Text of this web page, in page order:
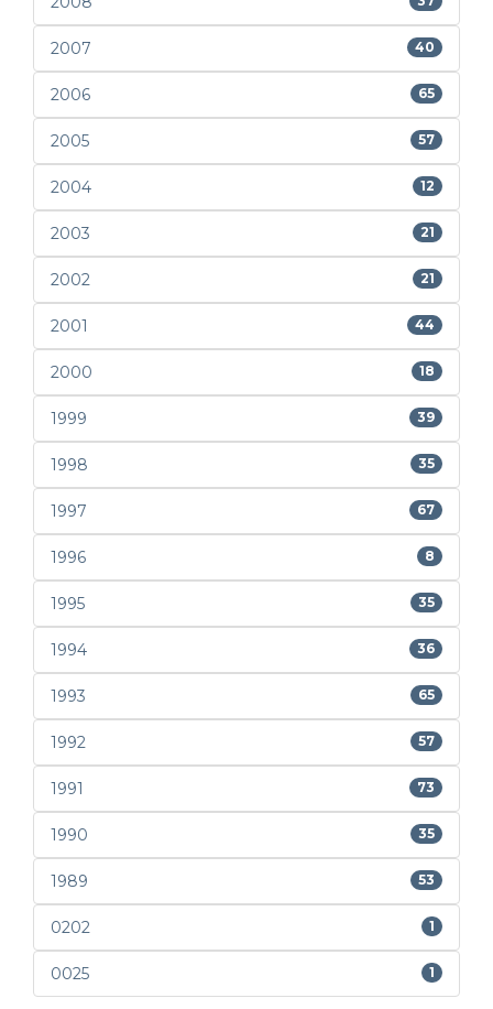
2007 40
2006 65
2005 57
2004 12
2003 21
2002 21
2001 44
2000 18
1999 39
1998 35
1997 67
1996 8
1995 35
1994 36
1993 65
1992 57
1991 73
1990 35
1989 53
0202 1
0025 1